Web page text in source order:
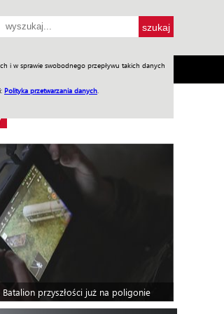
i w sprawie swobodnego przepływu takich danych
Polityka przetwarzania danych
Praca w WIW
przyszłości już na poligonie